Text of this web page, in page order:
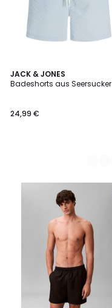
JACK & JONES
Badeshorts aus Seersucker
24,99 €
3
Farben